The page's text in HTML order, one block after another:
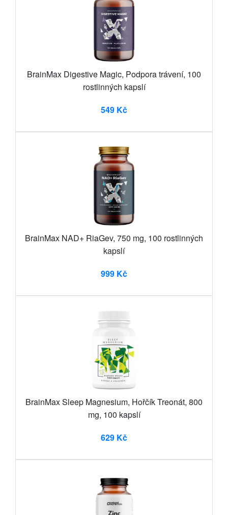
BrainMax Digestive Magic, Podpora trávení, 100
rostlinných kapslí
549 Kč
BrainMax NAD+ RiaGev, 750 mg, 100 rostlinných
kapslí
999 Kč
BrainMax Sleep Magnesium, Hořčík Treonát, 800
mg, 100 kapslí
629 Kč